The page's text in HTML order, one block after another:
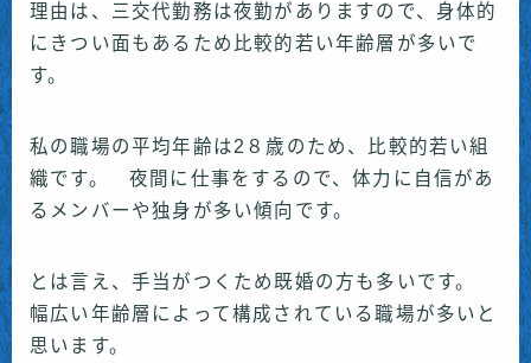
理由は、三交代勤務は夜勤がありますので、身体的
にきつい面もあるため比較的若い年齢層が多いで
す。
私の職場の平均年齢は2８歳のため、比較的若い組
織です。 夜間に仕事をするので、体力に自信があ
るメンバーや独身が多い傾向です。
とは言え、手当がつくため既婚の方も多いです。
幅広い年齢層によって構成されている職場が多いと
思います。